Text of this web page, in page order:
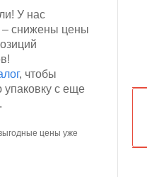
У нас
– снижены цены
, чтобы
упаковку с еще